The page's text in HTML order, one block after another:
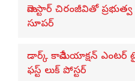
మెగాస్టార్ చిరంజీవితో
సూపర్
డార్క్ కామెడీ యాక్షన్ ఎంటర్
ఫస్ట్ లుక్ పోస్టర్